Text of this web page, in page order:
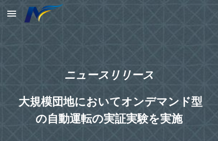
Skip to main content
ニュースリリース
大規模団地においてオンデマンド型
の自動運転の実証実験を実施